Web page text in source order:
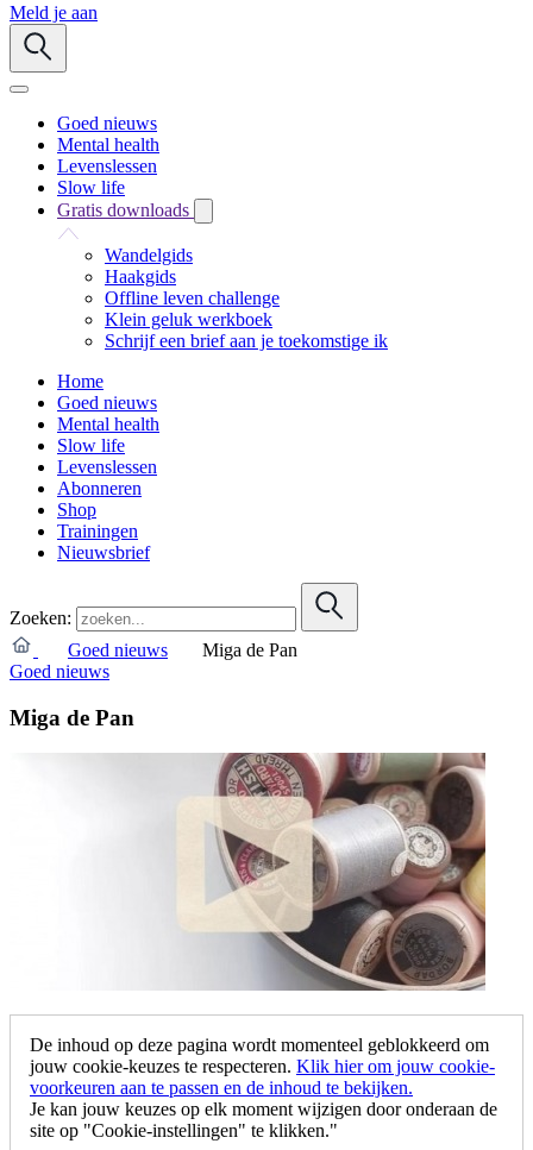
Meld je aan
Goed nieuws
Mental health
Levenslessen
Slow life
Gratis downloads
Wandelgids
Haakgids
Offline leven challenge
Klein geluk werkboek
Schrijf een brief aan je toekomstige ik
Home
Goed nieuws
Mental health
Slow life
Levenslessen
Abonneren
Shop
Trainingen
Nieuwsbrief
Zoeken:
Goed nieuws
Miga de Pan
Goed nieuws
Miga de Pan
De inhoud op deze pagina wordt momenteel geblokkeerd om
jouw cookie-keuzes te respecteren. Klik hier om jouw cookie-
voorkeuren aan te passen en de inhoud te bekijken.
Je kan jouw keuzes op elk moment wijzigen door onderaan de
site op "Cookie-instellingen" te klikken."